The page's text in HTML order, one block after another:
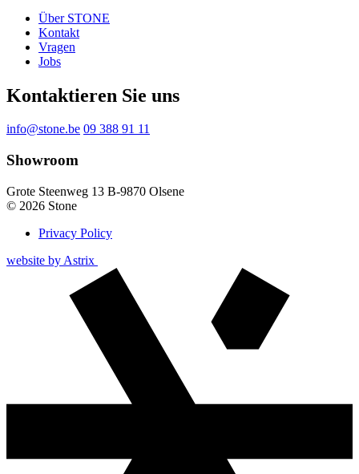
Footer
Über STONE
Kontakt
Vragen
Jobs
Kontaktieren Sie uns
info@stone.be 09 388 91 11
Showroom
Grote Steenweg 13 B-9870 Olsene
© 2026 Stone
Bottom
Privacy Policy
website by Astrix